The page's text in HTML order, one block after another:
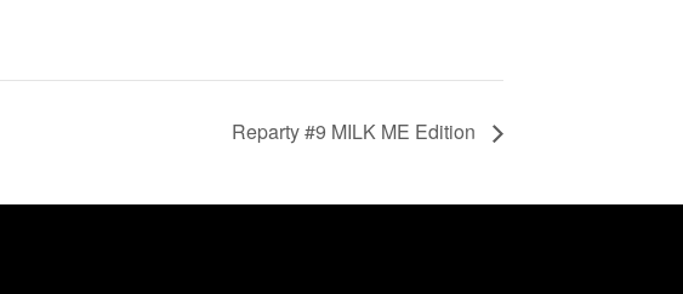
Reparty #9 MILK ME Edition